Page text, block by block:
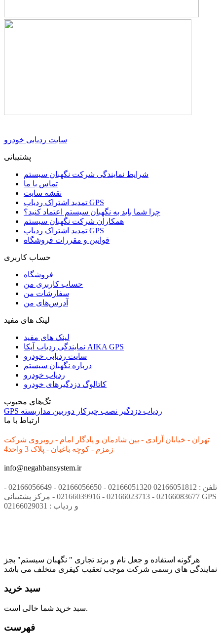
سایت ردیابی خودرو
پشتیبانی
شرایط نمایندگی شرکت نگهبان سیستم
تماس با ما
نقشه سایت
تمدید اشتراک ردیاب GPS
چرا شما باید به نگهبان سیستم اعتماد کنید؟
همکاران شرکت نگهبان سیستم
تمدید اشتراک ردیاب GPS
قوانین و مقررات فروشگاه
حساب کاربری
فروشگاه
حساب کاربری من
سفارشات من
آدرس‌های من
لینک های مفید
لینک های مفید
نمایندگی ردیاب آیکا AIKA GPS
سایت ردیابی خودرو
درباره نگهبان سیستم
ردیاب خودرو
کاتالوگ دزدگیرهای خودرو
تگ‌های محبوب
GPS
ردیاب دزدگیر نصب چیرکار دوربین مداربسته
ارتباط با ما
تهران - خیابان آزادی - بین شادمان و یادگار امام - روبروی شرکت
زمزم - کوچه باغبان - پلاک 3 واحد4
info@negahbansystem.ir
تلفن : 02166051812 02166051320 - 02166056650 - 02166056649 -
02166083677 - 02166023713 - 02166039916 - مرکز پشتیبانی GPS
و ردیاب : 02166029031
هرگونه استفاده و جعل نام و برند تجاری " نگهبان سیستم" بجز
نمایندگی های رسمی شرکت موجب تعقیب کیفری متخلف می باشد
سبد خرید
سبد خرید شما خالی است.
فهرست